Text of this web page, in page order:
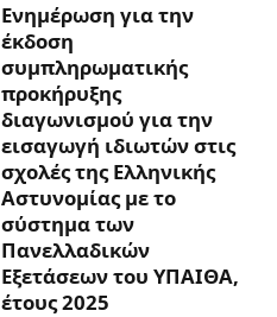
Ενημέρωση για την
έκδοση
συμπληρωματικής
προκήρυξης
διαγωνισμού για την
εισαγωγή ιδιωτών στις
σχολές της Ελληνικής
Αστυνομίας με το
σύστημα των
Πανελλαδικών
Εξετάσεων του ΥΠΑΙΘΑ,
έτους 2025